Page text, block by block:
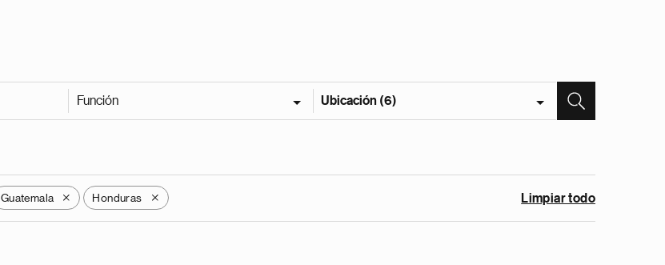
Función Ubicación (6)
Guatemala X Honduras X Limpiar todo